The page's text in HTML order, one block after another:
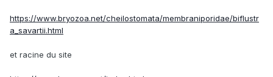
https://www.bryozoa.net/cheilostomata/membraniporidae/biflustr
a_savartii.html
et racine du site